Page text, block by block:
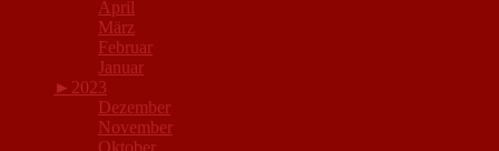
April
März
Februar
Januar
► 2023
Dezember
November